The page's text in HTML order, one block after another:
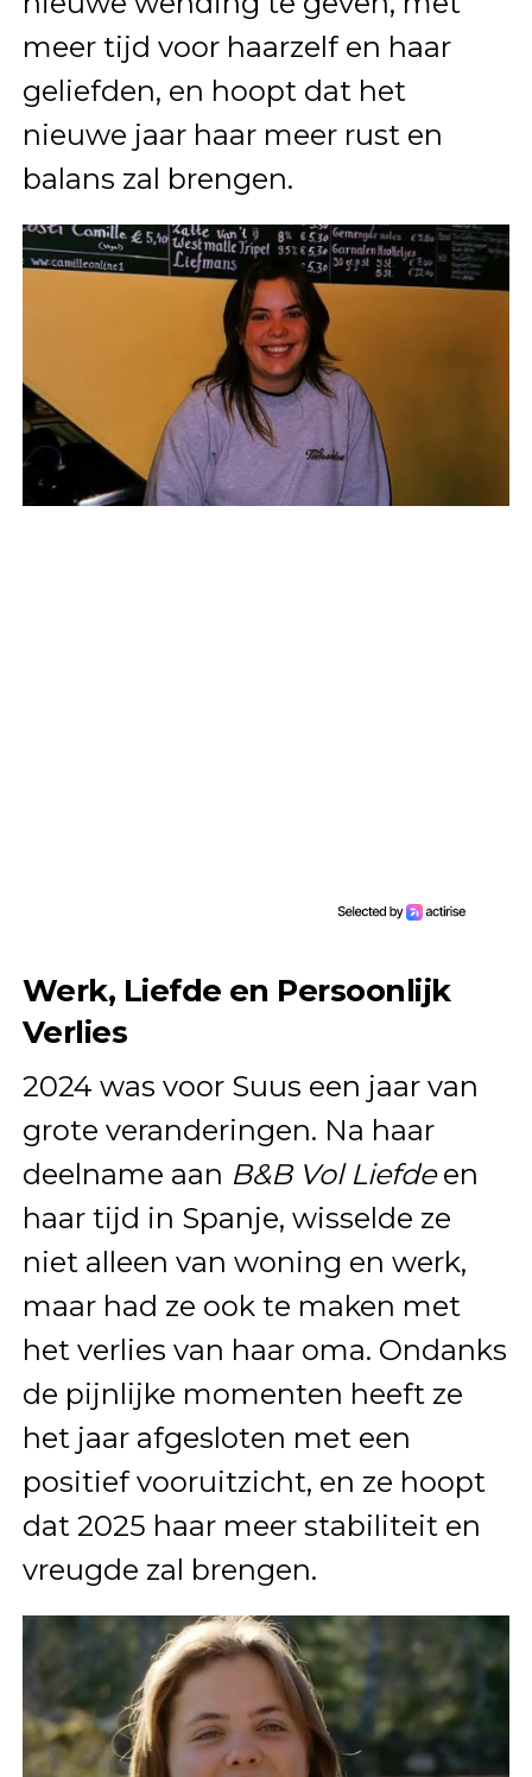
meer tijd voor haarzelf en haar
geliefden, en hoopt dat het
nieuwe jaar haar meer rust en
balans zal brengen.
Werk, Liefde en Persoonlijk
Verlies
2024 was voor Suus een jaar van
grote veranderingen. Na haar
deelname aan B&B Vol Liefdeen
haar tijd in Spanje, wisselde ze
niet alleen van woning en werk,
maar had ze ook te maken met
het verlies van haar oma. Ondanks
de pijnlijke momenten heeft ze
het jaar afgesloten met een
positief vooruitzicht, en ze hoopt
dat 2025 haar meer stabiliteit en
vreugde zal brengen.